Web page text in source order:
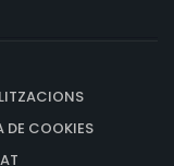
DE COOKIES